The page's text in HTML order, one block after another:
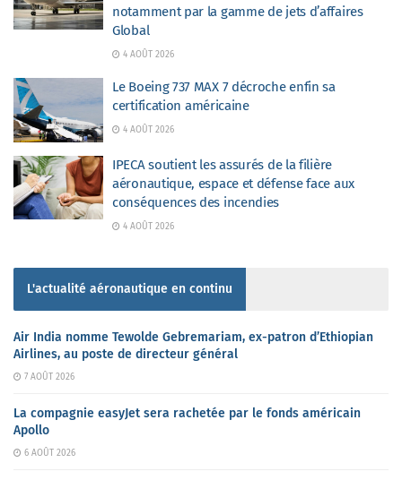
notamment par la gamme de jets d’affaires
Global
4 AOÛT 2026
Le Boeing 737 MAX 7 décroche enfin sa
certification américaine
4 AOÛT 2026
IPECA soutient les assurés de la filière
aéronautique, espace et défense face aux
conséquences des incendies
4 AOÛT 2026
L'actualité aéronautique en continu
Air India nomme Tewolde Gebremariam, ex-patron d’Ethiopian
Airlines, au poste de directeur général
7 AOÛT 2026
La compagnie easyJet sera rachetée par le fonds américain
Apollo
6 AOÛT 2026